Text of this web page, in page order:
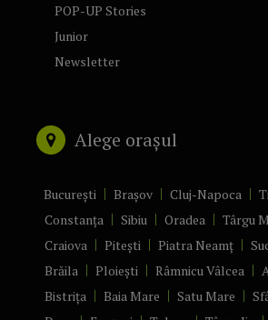
POP-UP Stories
Junior
Newsletter
Alege orașul
București Brașov Cluj-Napoca
Constanța
Sibiu Oradea Târgu
Craiova
Pitești Piatra Neamț
Brăila
Ploiești Râmnicu Vâlcea
Bistrița
Baia Mare Satu Mare